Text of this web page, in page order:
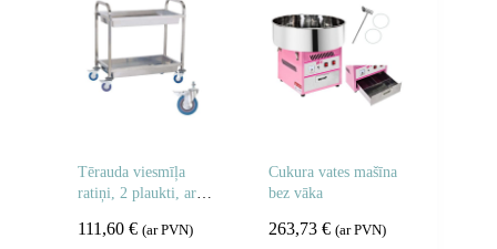
Tērauda viesmīļa
ratiņi, 2 plaukti, ar
111,60 € (ar PVN)
Cukura vates mašīna
bez vāka
263,73€ (ar PVN)